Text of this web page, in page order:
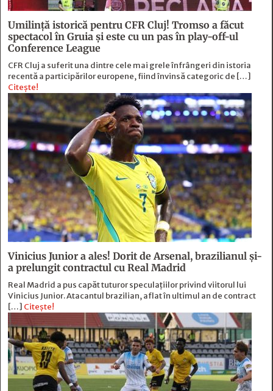
Umilință istorică pentru CFR Cluj! Tromso a făcut
spectacol în Gruia și este cu un pas în play-off-ul
Conference League
CFR Cluj a suferit una dintre cele mai grele înfrângeri din istoria
recentă a participărilor europene, fiind învinsă categoric de […]
Citește!
Vinicius Junior a ales! Dorit de Arsenal, brazilianul și-
a prelungit contractul cu Real Madrid
Real Madrid a pus capăt tuturor speculațiilor privind viitorul lui
Vinicius Junior. Atacantul brazilian, aflat în ultimul an de contract
[…] Citește!